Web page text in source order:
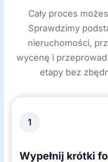
Cały proces
Sprawdzimy
nieruchomości,
wycenę i
etapy bez
1
Wypełnij krótki